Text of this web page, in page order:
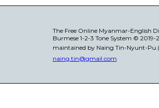
The Free Online Myanmar-English
Burmese 1-2-3 Tone System © 2019-
maintained by Naing Tin-Nyunt-Pu.(
naing.tin@gmail.com